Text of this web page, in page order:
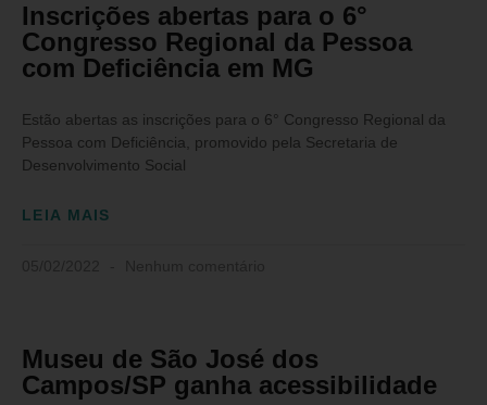
Inscrições abertas para o 6°
Congresso Regional da Pessoa
com Deficiência em MG
Estão abertas as inscrições para o 6° Congresso Regional da
Pessoa com Deficiência, promovido pela Secretaria de
Desenvolvimento Social
LEIA MAIS
Museu de São José dos
Campos/SP ganha acessibilidade